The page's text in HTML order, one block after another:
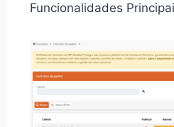
Funcionalidades